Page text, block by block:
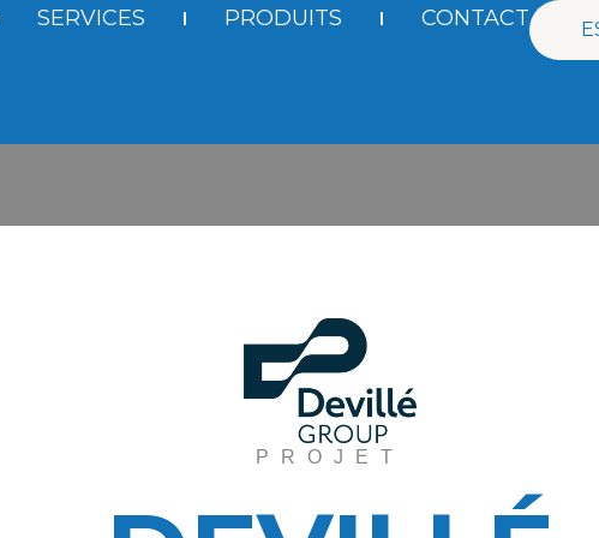
SERVICES PRODUITS CONTACT
PROJET